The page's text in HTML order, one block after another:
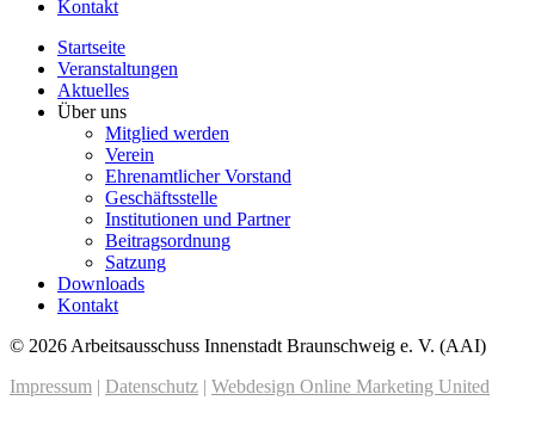
Kontakt
Startseite
Veranstaltungen
Aktuelles
Über uns
Mitglied werden
Verein
Ehrenamtlicher Vorstand
Geschäftsstelle
Institutionen und Partner
Beitragsordnung
Satzung
Downloads
Kontakt
© 2026 Arbeitsausschuss Innenstadt Braunschweig e. V. (AAI)
Impressum | Datenschutz | Webdesign Online Marketing United